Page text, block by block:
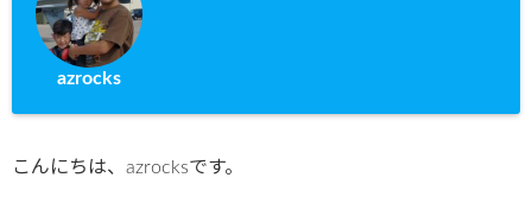
azrocks
こんにちは、azrocksです。